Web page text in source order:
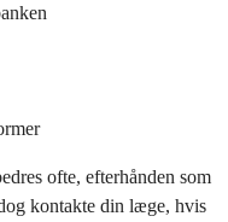
ofte, efterhånden som
kontakte din læge, hvis